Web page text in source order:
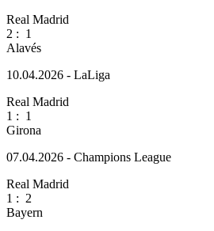
Real Madrid
2 : 1
Alavés
10.04.2026 - LaLiga
Real Madrid
1 : 1
Girona
07.04.2026 - Champions League
Real Madrid
1 : 2
Bayern